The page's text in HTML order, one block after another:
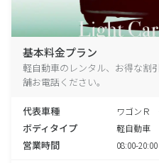
基本料金プラン
軽自動車のレンタル、お得な割
舗お電話ください。
代表車種 ワゴンＲ
ボディタイプ 軽自動車
営業時間 08:00-20:00